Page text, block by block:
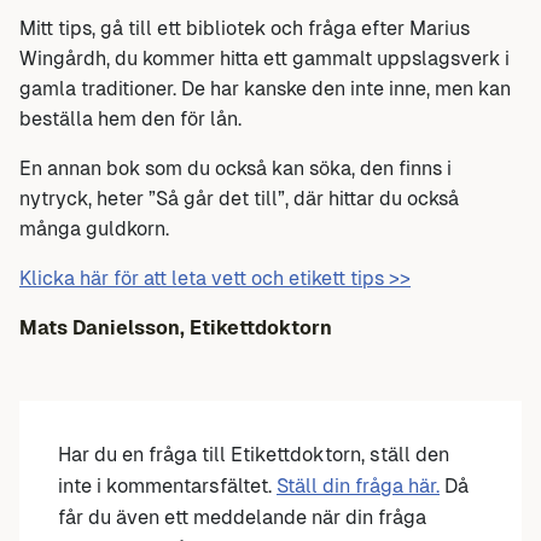
Mitt tips, gå till ett bibliotek och fråga efter Marius
Wingårdh, du kommer hitta ett gammalt uppslagsverk i
gamla traditioner. De har kanske den inte inne, men kan
beställa hem den för lån.
En annan bok som du också kan söka, den finns i
nytryck, heter ”Så går det till”, där hittar du också
många guldkorn.
Klicka här för att leta vett och etikett tips >>
Mats Danielsson, Etikettdoktorn
Har du en fråga till Etikettdoktorn, ställ den
inte i kommentarsfältet. Ställ din fråga här. Då
får du även ett meddelande när din fråga